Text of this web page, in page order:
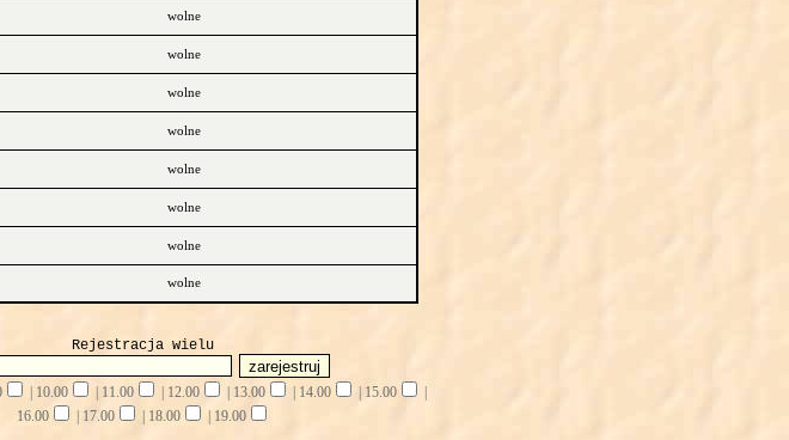
wolne
wolne
wolne
wolne
wolne
wolne
wolne
wolne
Rejestracja wielu
10.00 11.00 12.00 13.00 14.00 15.00
16.00
17.00 18.00 19.00